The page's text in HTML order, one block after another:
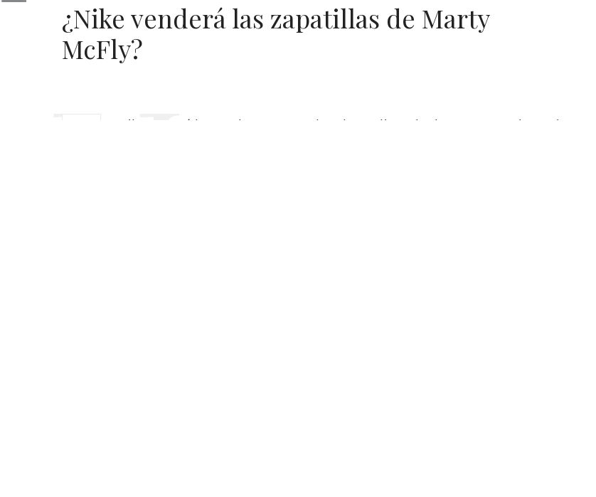
¿Nike venderá las zapatillas de Marty
McFly?
Nike patentó los cordones que se abrochan solitos, desde entonces todo puede pasar.